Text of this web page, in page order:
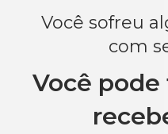
Você sofreu
com
Você